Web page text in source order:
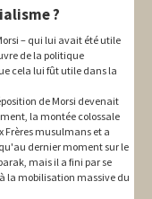
?
– qui lui avait été utile
de la politique
cela lui fût utile dans la
de Morsi devenait
la montée colossale
Frères musulmans et a
dernier moment sur le
mais il a fini par se
la mobilisation massive du